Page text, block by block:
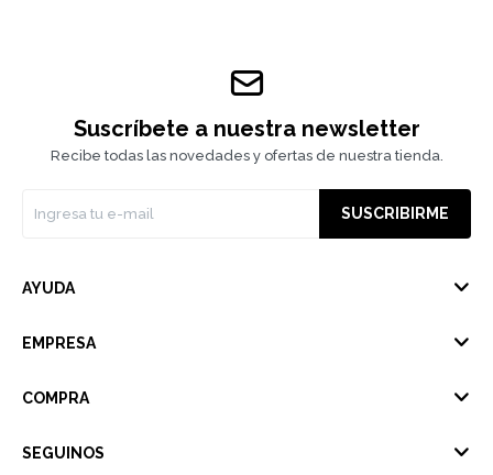
Suscríbete a nuestra newsletter
Recibe todas las novedades y ofertas de nuestra tienda.
SUSCRIBIRME
AYUDA
EMPRESA
COMPRA
SEGUINOS